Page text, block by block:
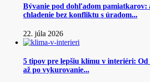
Bývanie pod dohľadom pamiatkarov:
chladenie bez konfliktu s úradom...
22. júla 2026
5 tipov pre lepšiu klímu v interiéri:
až po vykurovanie...